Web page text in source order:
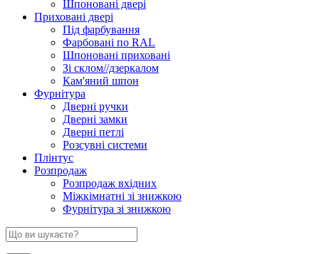
Шпоновані двері
Приховані двері
Під фарбування
Фарбовані по RAL
Шпоновані приховані
Зі склом//дзеркалом
Кам'яний шпон
Фурнітура
Дверні ручки
Дверні замки
Дверні петлі
Розсувні системи
Плінтус
Розпродаж
Розпродаж вхідних
Міжкімнатні зі знижкою
Фурнітура зі знижкою